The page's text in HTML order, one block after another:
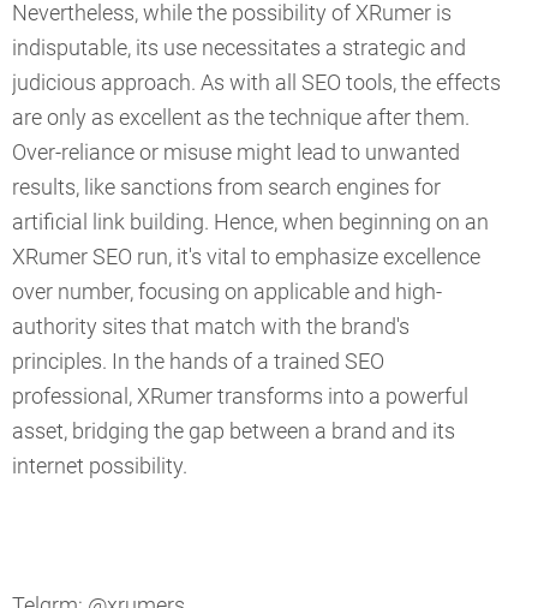
Nevertheless, while the possibility of XRumer is
indisputable, its use necessitates a strategic and
judicious approach. As with all SEO tools, the effects
are only as excellent as the technique after them.
Over-reliance or misuse might lead to unwanted
results, like sanctions from search engines for
artificial link building. Hence, when beginning on an
XRumer SEO run, it's vital to emphasize excellence
over number, focusing on applicable and high-
authority sites that match with the brand's
principles. In the hands of a trained SEO
professional, XRumer transforms into a powerful
asset, bridging the gap between a brand and its
internet possibility.